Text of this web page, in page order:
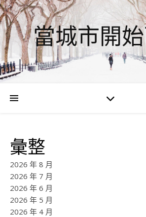
當城市開
彙整
2026 年 8 月
2026 年 7 月
2026 年 6 月
2026 年 5 月
2026 年 4 月